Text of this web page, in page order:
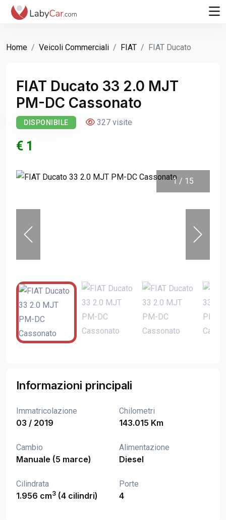
Home Veicoli Commerciali FIAT FIAT Ducato
FIAT Ducato 33 2.0 MJT
PM-DC Cassonato
DISPONIBILE 327 visite
€ 1
1 / 15
Informazioni principali
Immatricolazione
03 / 2019
Chilometri
143.015 Km
Cambio
Manuale (5 marce)
Alimentazione
Diesel
Cilindrata
1.956 cm3 (4 cilindri)
Porte
4